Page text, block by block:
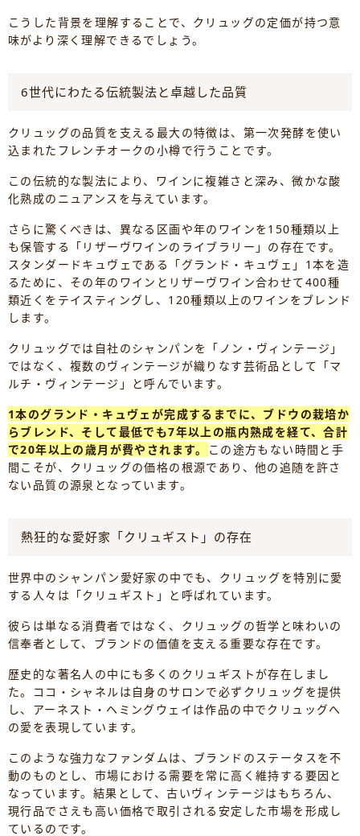
こうした背景を理解することで、クリュッグの定価が持つ意
味がより深く理解できるでしょう。
6世代にわたる伝統製法と卓越した品質
クリュッグの品質を支える最大の特徴は、第一次発酵を使い
込まれたフレンチオークの小樽で行うことです。
この伝統的な製法により、ワインに複雑さと深み、微かな酸
化熟成のニュアンスを与えています。
さらに驚くべきは、異なる区画や年のワインを150種類以上
も保管する「リザーヴワインのライブラリー」の存在です。
スタンダードキュヴェである「グランド・キュヴェ」1本を造
るために、その年のワインとリザーヴワイン合わせて400種
類近くをテイスティングし、120種類以上のワインをブレンド
します。
クリュッグでは自社のシャンパンを「ノン・ヴィンテージ」
ではなく、複数のヴィンテージが織りなす芸術品として「マ
ルチ・ヴィンテージ」と呼んでいます。
1本のグランド・キュヴェが完成するまでに、ブドウの栽培か
らブレンド、そして最低でも7年以上の瓶内熟成を経て、合計
で20年以上の歳月が費やされます。
この途方もない時間と手
間こそが、クリュッグの価格の根源であり、他の追随を許さ
ない品質の源泉となっています。
熱狂的な愛好家「クリュギスト」の存在
世界中のシャンパン愛好家の中でも、クリュッグを特別に愛
する人々は「クリュギスト」と呼ばれています。
彼らは単なる消費者ではなく、クリュッグの哲学と味わいの
信奉者として、ブランドの価値を支える重要な存在です。
歴史的な著名人の中にも多くのクリュギストが存在しまし
た。ココ・シャネルは自身のサロンで必ずクリュッグを提供
し、アーネスト・ヘミングウェイは作品の中でクリュッグへ
の愛を表現しています。
このような強力なファンダムは、ブランドのステータスを不
動のものとし、市場における需要を常に高く維持する要因と
なっています。結果として、古いヴィンテージはもちろん、
現行品でさえも高い価格で取引される安定した市場を形成し
ているのです。